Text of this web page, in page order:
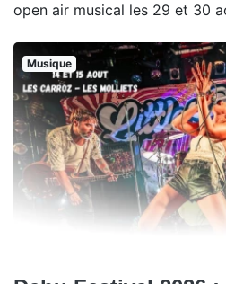
open air musical les 29 et 30
Musique